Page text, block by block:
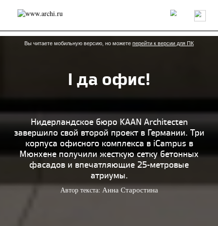
Россия Мир Технологии Интерьер Пресса
Архитекторы
Проекты
Конкурсы События Книги Вакансии
Анонсы конкурсов
Блог
Интервью Исследование
Репортаж
Рецензия Архитектура
Выставка
Дизайн
Иностранцы в России
Интерьер
Книги
Наследие Образование
Урбанистика
Эко
Вы читаете мобильную версию, но можете перейти к версии для ПК
I да офис!
Нидерландское бюро KAAN Arсhitecten
завершило свой второй проект в Германии. Три
корпуса офисного комплекса в iCampus в
Мюнхене получили жесткую сетку бетонных
фасадов и впечатляющие 25-метровые
атриумы.
Автор текста: Анна Старостина